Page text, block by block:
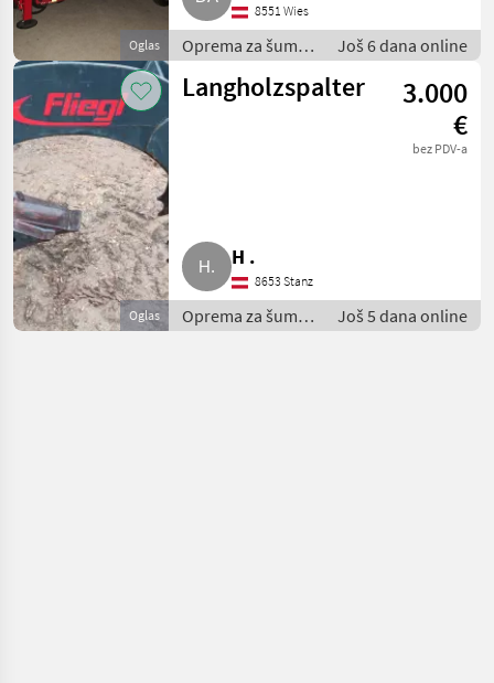
Oglas
8551 Wies
Oprema za šumu i
obradu drveta /
Rezači drva
Još 6 dana online
Oglas
Langholzspalter
3.000
€
bez PDV-a
H .
8653 Stanz
Oprema za šumu i
obradu drveta /
Još 5 dana online